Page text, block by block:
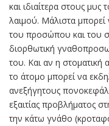
και ιδιαίτερα στους
λαιμού. Μάλιστα
του προσώπου και του
διορθωτική
του. Και αν η στοματική
το άτομο μπορεί να
ανεξήγητους
εξαιτίας προβλήματος
την κάτω γνάθο